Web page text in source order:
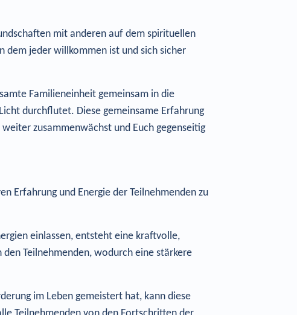
mit anderen auf dem spirituellen
dem jeder willkommen ist und sich sicher
Familieneinheit gemeinsam in die
durchflutet. Diese gemeinsame Erfahrung
zusammenwächst und Euch gegenseitig
Erfahrung und Energie der Teilnehmenden zu
einlassen, entsteht eine kraftvolle,
Teilnehmenden, wodurch eine stärkere
im Leben gemeistert hat, kann diese